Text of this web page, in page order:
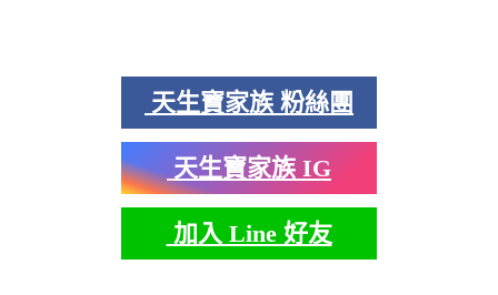
天生寶家族 粉絲團
天生寶家族 IG
加入 Line 好友